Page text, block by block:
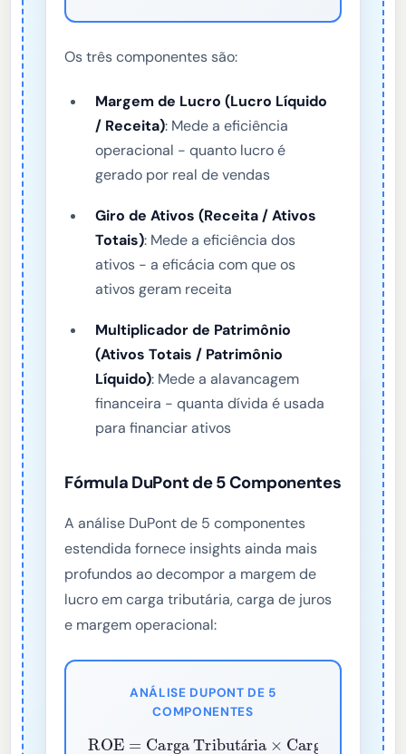
Os três componentes são:
Margem de Lucro (Lucro Líquido
/ Receita): Mede a eficiência
operacional - quanto lucro é
gerado por real de vendas
Giro de Ativos (Receita / Ativos
Totais): Mede a eficiência dos
ativos - a eficácia com que os
ativos geram receita
Multiplicador de Patrimônio
(Ativos Totais / Patrimônio
Líquido): Mede a alavancagem
financeira - quanta dívida é usada
para financiar ativos
Fórmula DuPont de 5 Componentes
A análise DuPont de 5 componentes
estendida fornece insights ainda mais
profundos ao decompor a margem de
lucro em carga tributária, carga de juros
e margem operacional:
ANÁLISE DUPONT DE 5
COMPONENTES
á
ROE =Carga Tributária×
Carga de Juros×
Margem Operacional×
Giro de Ativos×
Multiplicador de Patrimônio